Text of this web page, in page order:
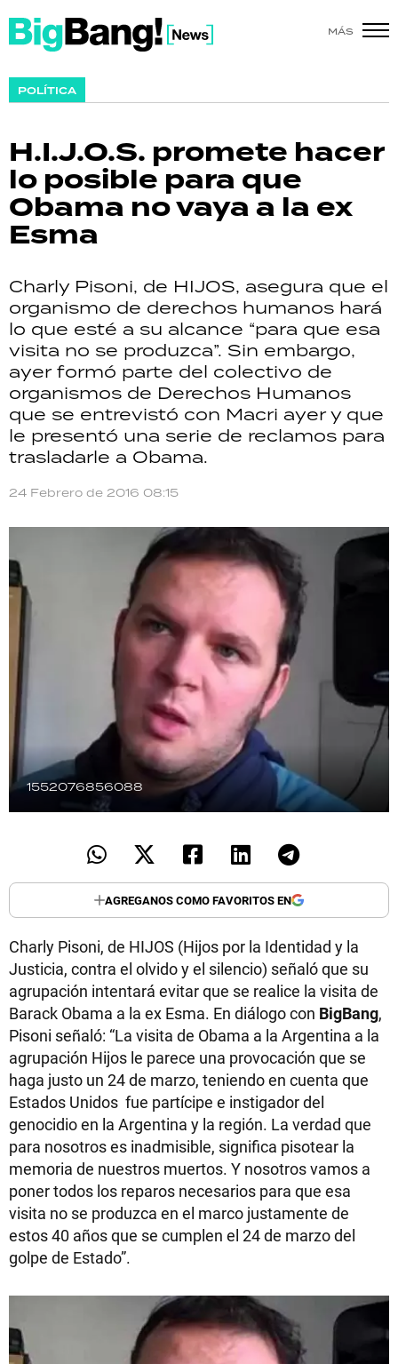
MÁS
POLÍTICA
H.I.J.O.S. promete hacer
lo posible para que
Obama no vaya a la ex
Esma
Charly Pisoni, de HIJOS, asegura que el
organismo de derechos humanos hará
lo que esté a su alcance “para que esa
visita no se produzca”. Sin embargo,
ayer formó parte del colectivo de
organismos de Derechos Humanos
que se entrevistó con Macri ayer y que
le presentó una serie de reclamos para
trasladarle a Obama.
24 Febrero de 2016 08:15
1552076856088
AGREGANOS COMO FAVORITOS EN
Charly Pisoni, de HIJOS (Hijos por la Identidad y la
Justicia, contra el olvido y el silencio) señaló que su
agrupación intentará evitar que se realice la visita de
Barack Obama a la ex Esma. En diálogo con BigBang,
Pisoni señaló: “La visita de Obama a la Argentina a la
agrupación Hijos le parece una provocación que se
haga justo un 24 de marzo, teniendo en cuenta que
Estados Unidos fue partícipe e instigador del
genocidio en la Argentina y la región. La verdad que
para nosotros es inadmisible, significa pisotear la
memoria de nuestros muertos. Y nosotros vamos a
poner todos los reparos necesarios para que esa
visita no se produzca en el marco justamente de
estos 40 años que se cumplen el 24 de marzo del
golpe de Estado”.
SHOW
ACTUALIDAD
POLICIALES
ECONOMÍA
GRAN HERMANO
SALUD
DEPORTES
TECNOLOGÍA
HORÓSCOPO
Seguinos